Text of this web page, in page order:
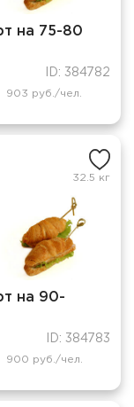
на 75-80
ID: 384782
903 руб./чел.
32.5 кг
на 90-
ID: 384783
900 руб./чел.